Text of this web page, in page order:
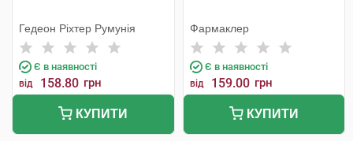
Гедеон Ріхтер Румунія
Є в наявності
від 158.80 грн
КУПИТИ
Фармаклер
Є в наявності
від 159.00 грн
КУПИТИ